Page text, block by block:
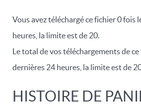
Vous avez téléchargé ce fichier 0 fois
heures, la limite est de 20.
Le total de vos téléchargements de
dernières 24 heures, la limite est de
HISTOIRE DE